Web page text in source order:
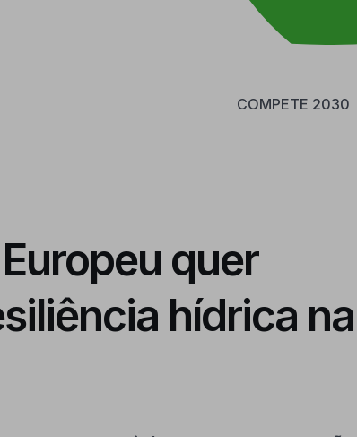
COMPETE 2030
quer
hídrica na